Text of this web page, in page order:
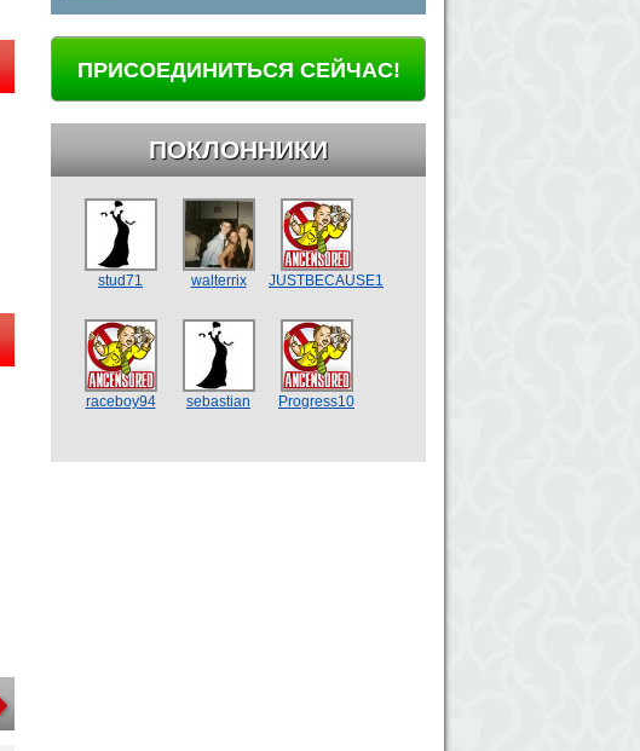
ПРИСОЕДИНИТЬСЯ СЕЙЧАС!
ПОКЛОННИКИ
stud71 walterrix JUSTBECAUSE1
raceboy94 sebastian Progress10